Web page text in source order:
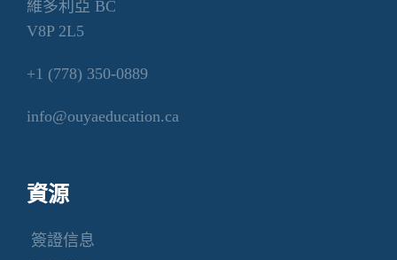
維多利亞 BC
V8P 2L5
+1 (778) 350-0889
info@ouyaeducation.ca
資源
簽證信息